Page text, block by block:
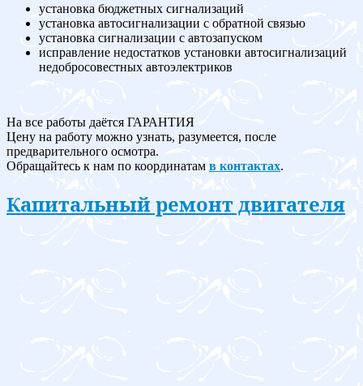
установка бюджетных сигнализаций
установка автосигнализации с обратной связью
установка сигнализации с автозапуском
исправление недостатков установки автосигнализаций
недобросовестных автоэлектриков
На все работы даётся ГАРАНТИЯ
Цену на работу можно узнать, разумеется, после
предварительного осмотра.
Обращайтесь к нам по координатам в контактах.
Капитальный ремонт двигателя